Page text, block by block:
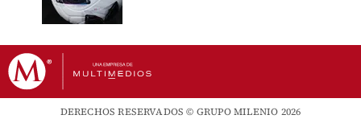
DERECHOS RESERVADOS © GRUPO MILENIO 2026